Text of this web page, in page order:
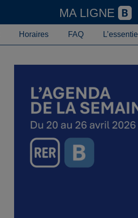
MA LIGNE
Horaires FAQ L’essentiel